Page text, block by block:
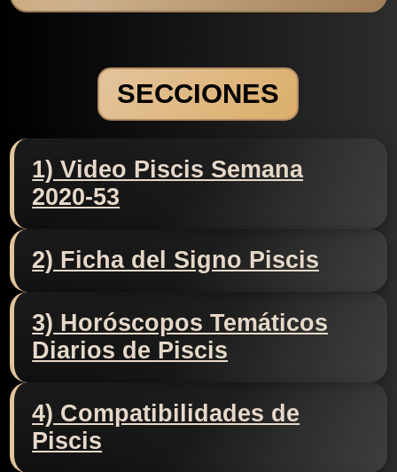
SECCIONES
1) Video Piscis Semana
2020-53
2) Ficha del Signo Piscis
3) Horóscopos Temáticos
Diarios de Piscis
4) Compatibilidades de
Piscis